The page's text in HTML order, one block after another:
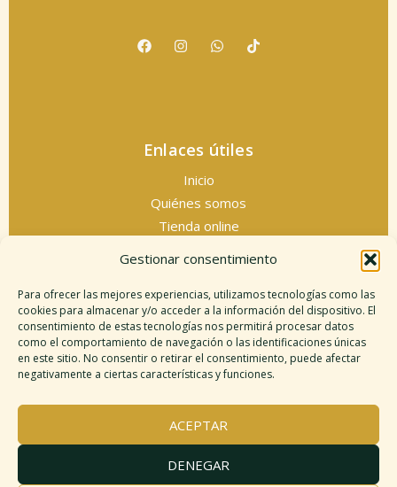
Gestionar consentimiento
Para ofrecer las mejores experiencias, utilizamos tecnologías como las
cookies para almacenar y/o acceder a la información del dispositivo. El
consentimiento de estas tecnologías nos permitirá procesar datos
como el comportamiento de navegación o las identificaciones únicas
en este sitio. No consentir o retirar el consentimiento, puede afectar
negativamente a ciertas características y funciones.
ACEPTAR
DENEGAR
Enlaces útiles
Inicio
Quiénes somos
Tienda online
Información legal
Política de cookies
Políticas de privacidad
Términos y condiciones